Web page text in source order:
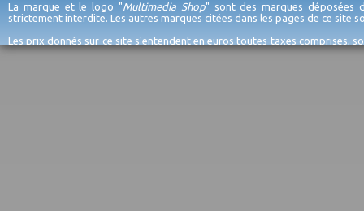
La marque et le logo "Multimedia Shop" sont des marques déposées
strictement interdite. Les autres marques citées dans les pages de ce site
Les prix donnés sur ce site s'entendent en euros toutes taxes comprises,
erreurs d'encodage, et sauf épuisement du stock et/ou impossibilité de